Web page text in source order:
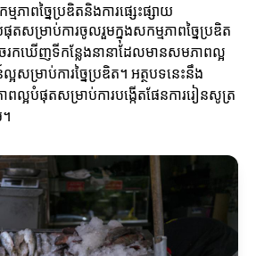
ាពច្នៃប្រឌិតនិងការផ្សេះផ្សាយ
ផុតសម្រាប់ការចូលរួមក្នុងសកម្មភាពច្នៃប្រឌិត
ចរកឃើញទីកន្លែងនានាដែលមានសមភាពល្អ
សម្រាប់ការច្នៃប្រឌិត។ អត្ថបទនេះនឹង
ល្អបំផុតសម្រាប់ការបង្កើតផែនការរៀនសូត្រ